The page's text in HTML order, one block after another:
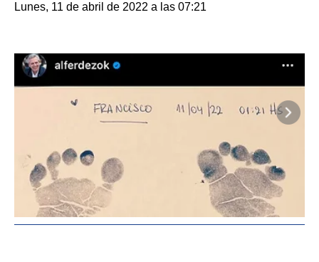
Lunes, 11 de abril de 2022 a las 07:21